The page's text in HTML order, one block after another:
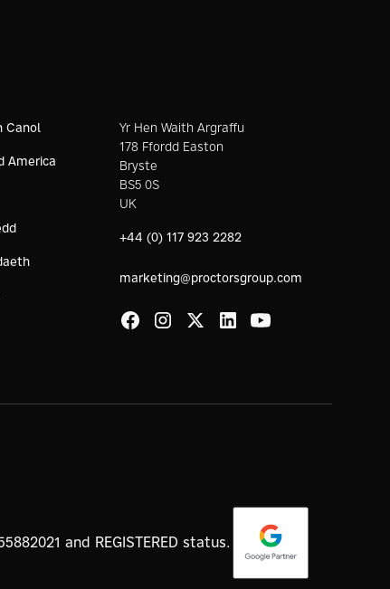
Canol
America
Yr Hen Waith Argraffu
178 Ffordd Easton
Bryste
BS5 0S
UK
+44 (0) 117 923 2282
marketing@proctorsgroup.com